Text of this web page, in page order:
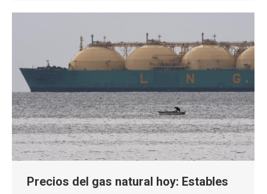
Precios del gas natural hoy: Estables